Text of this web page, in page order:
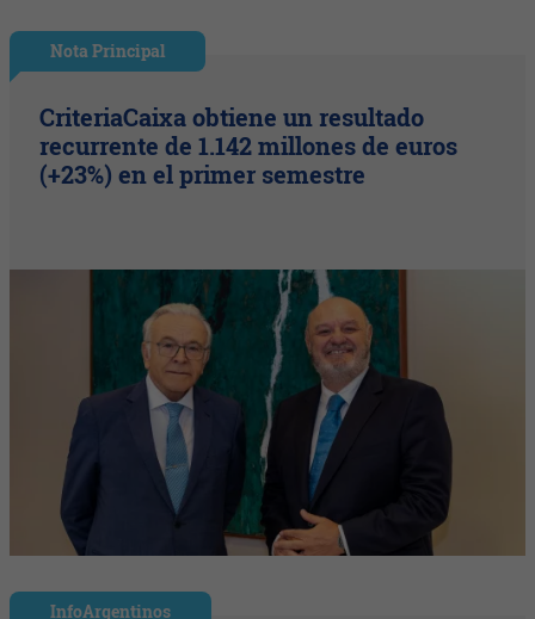
Nota Principal
CriteriaCaixa obtiene un resultado
recurrente de 1.142 millones de euros
(+23%) en el primer semestre
InfoArgentinos